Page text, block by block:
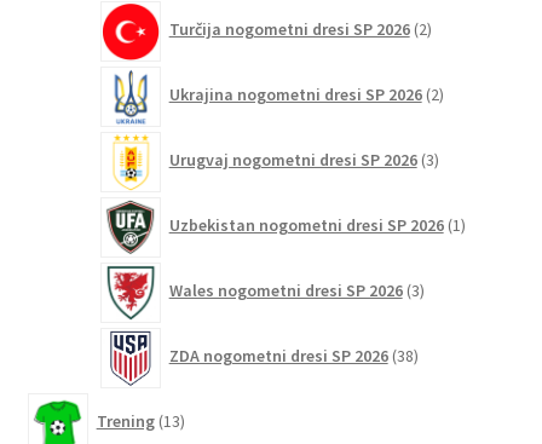
Turčija nogometni dresi SP 2026 2izdelka
Ukrajina nogometni dresi SP 2026 2izdelka
Urugvaj nogometni dresi SP 2026 3izdelki
Uzbekistan nogometni dresi SP 2026 1izdelek
Wales nogometni dresi SP 2026 3izdelki
ZDA nogometni dresi SP 2026 38izdelkov
Trening 13izdelkov